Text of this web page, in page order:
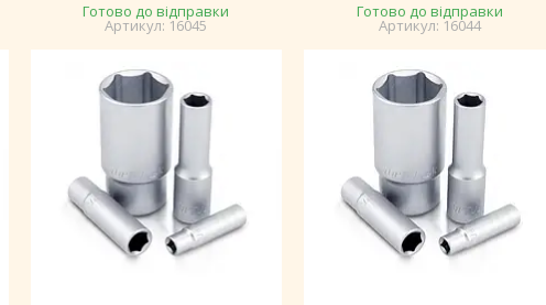
Готово до відправки
16045
Готово до відправки
16044